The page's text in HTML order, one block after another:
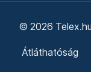
© 2026
Átláthatóság